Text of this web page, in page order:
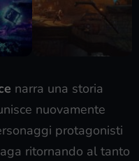
narra una storia
nuovamente
protagonisti
ritornando al tanto